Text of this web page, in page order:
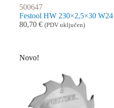
500647
Festool HW 230×2,5×30
80,70 € (PDV uključen)
Novo!